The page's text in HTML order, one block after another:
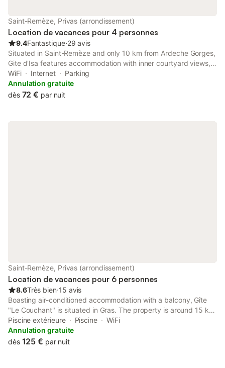
Saint-Remèze, Privas (arrondissement)
Location de vacances pour 4 personnes
9.4Fantastique⋅29 avis
Situated in Saint-Remèze and only 10 km from Ardeche Gorges,
Gite d'Isa features accommodation with inner courtyard views,
free WiFi and free private parking. Located 12 km from Chauvet
Cave, the property offers a garden.
WiFi Internet
Parking
Annulation gratuite
dès 72 € par nuit
Saint-Remèze, Privas (arrondissement)
Location de vacances pour 6 personnes
8.6Très bien⋅15 avis
Boasting air-conditioned accommodation with a balcony, Gîte
"Le Couchant" is situated in Gras. The property is around 15 km
from Ardeche Gorges, 16 km from Pont d'Arc and 17 km from
Chauvet Cave.
Piscine extérieure Piscine
WiFi
Annulation gratuite
dès 125 € par nuit